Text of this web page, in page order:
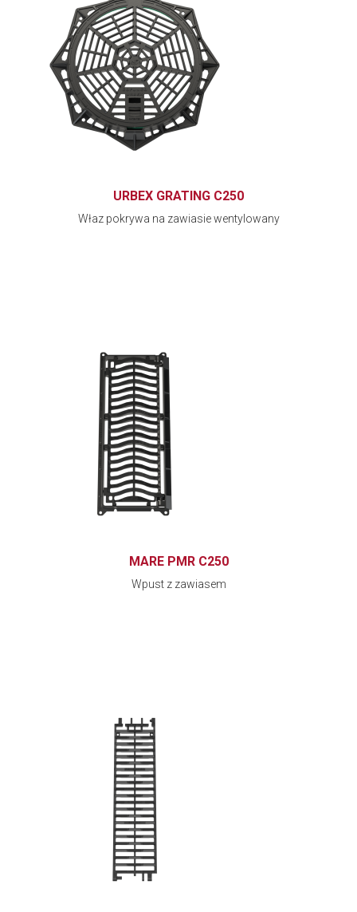
URBEX GRATING C250
Właz pokrywa na zawiasie wentylowany
MARE PMR C250
Wpust z zawiasem